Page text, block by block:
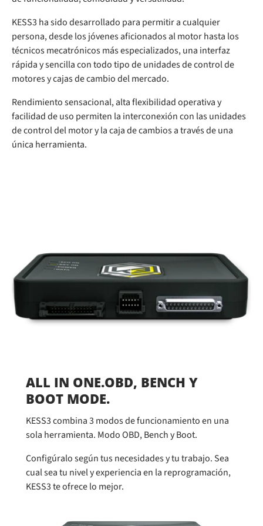
KESS3 ha sido desarrollado para permitir a cualquier
persona, desde los jóvenes aficionados al motor hasta los
técnicos mecatrónicos más especializados, una interfaz
rápida y sencilla con todo tipo de unidades de control de
motores y cajas de cambio del mercado.
Rendimiento sensacional, alta flexibilidad operativa y
facilidad de uso permiten la interconexión con las unidades
de control del motor y la caja de cambios a través de una
única herramienta.
ALL IN ONE.OBD, BENCH Y
BOOT MODE.
KESS3 combina 3 modos de funcionamiento en una
sola herramienta. Modo OBD, Bench y Boot.
Configúralo según tus necesidades y tu trabajo. Sea
cual sea tu nivel y experiencia en la reprogramación,
KESS3 te ofrece lo mejor.